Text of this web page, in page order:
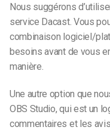
Nous suggérons
service Dacast. Vous
combinaison logiciel/
besoins avant de vous
manière.
Une autre option que
OBS Studio, qui est un
commentaires et les